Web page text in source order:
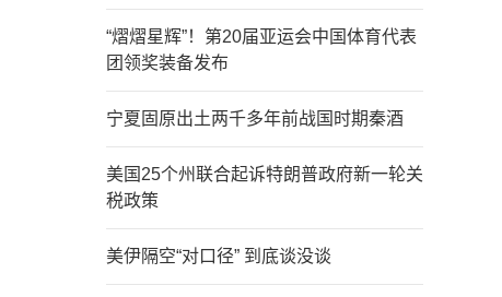
“熠熠星辉”！第20届亚运会中国体育代表
团领奖装备发布
宁夏固原出土两千多年前战国时期秦酒
美国25个州联合起诉特朗普政府新一轮关
税政策
美伊隔空“对口径” 到底谈没谈